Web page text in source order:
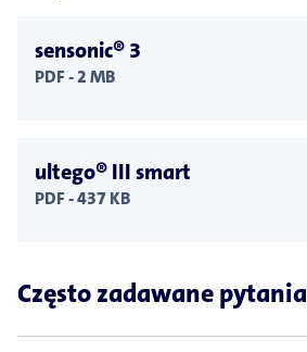
sensonic® 3
PDF - 2 MB
ultego® III smart
PDF - 437 KB
Często zadawane pytania